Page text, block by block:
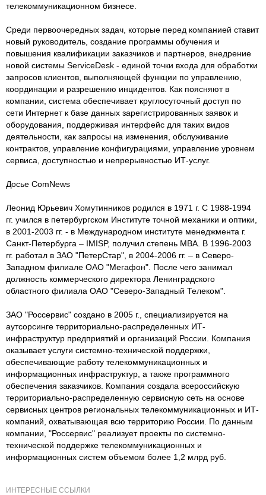
телекоммуникационном бизнесе.
Среди первоочередных задач, которые перед компанией ставит
новый руководитель, создание программы обучения и
повышения квалификации заказчиков и партнеров, внедрение
новой системы ServiceDesk - единой точки входа для обработки
запросов клиентов, выполняющей функции по управлению,
координации и разрешению инцидентов. Как поясняют в
компании, система обеспечивает круглосуточный доступ по
сети Интернет к базе данных зарегистрированных заявок и
оборудования, поддерживая интерфейс для таких видов
деятельности, как запросы на изменения, обслуживание
контрактов, управление конфигурациями, управление уровнем
сервиса, доступностью и непрерывностью ИТ-услуг.
Досье ComNews
Леонид Юрьевич Хомутинников родился в 1971 г. С 1988-1994
гг. учился в петербургском Институте точной механики и оптики,
в 2001-2003 гг. - в Международном институте менеджмента г.
Санкт-Петербурга – IMISP, получил степень МВА. В 1996-2003
гг. работал в ЗАО "ПетерСтар", в 2004-2006 гг. – в Северо-
Западном филиале ОАО "Мегафон". После чего занимал
должность коммерческого директора Ленинградского
областного филиала ОАО "Северо-Западный Телеком".
ЗАО "Россервис" создано в 2005 г., специализируется на
аутсорсинге территориально-распределенных ИТ-
инфраструктур предприятий и организаций России. Компания
оказывает услуги системно-технической поддержки,
обеспечивающие работу телекоммуникационных и
информационных инфраструктур, а также программного
обеспечения заказчиков. Компания создала всероссийскую
территориально-распределенную сервисную сеть на основе
сервисных центров региональных телекоммуникационных и ИТ-
компаний, охватывающая всю территорию России. По данным
компании, "Россервис" реализует проекты по системно-
технической поддержке телекоммуникационных и
информационных систем объемом более 1,2 млрд руб.
ИНТЕРЕСНЫЕ ССЫЛКИ